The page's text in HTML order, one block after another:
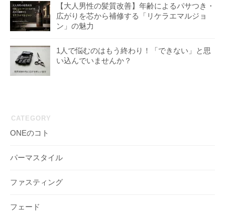
【大人男性の髪質改善】年齢によるパサつき・
広がりを芯から補修する「リケラエマルジョ
ン」の魅力
1人で悩むのはもう終わり！「できない」と思
い込んでいませんか？
CATEGORY
ONEのコト
パーマスタイル
ファスティング
フェード